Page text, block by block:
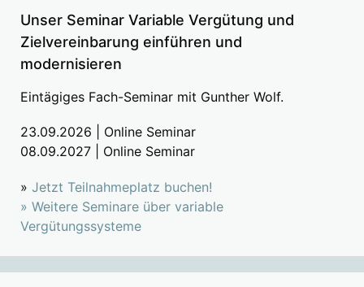
Unser Seminar Variable Vergütung und
Zielvereinbarung einführen und
modernisieren
Eintägiges Fach-Seminar mit Gunther Wolf.
23.09.2026 | Online Seminar
08.09.2027 | Online Seminar
» Jetzt Teilnahmeplatz buchen!
» Weitere Seminare über variable
Vergütungssysteme